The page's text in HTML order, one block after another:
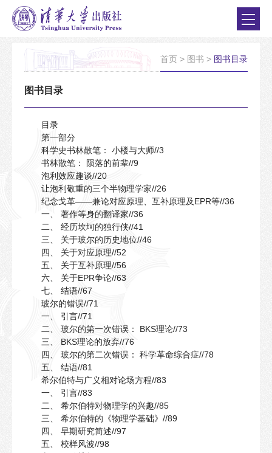
首页 > 图书 > 图书目录
图书目录
目录
第一部分
科学史书林散笔： 小楼与大师//3
书林散笔： 陨落的前辈//9
泡利效应趣谈//20
让泡利敬重的三个半物理学家//26
纪念戈革——兼论对应原理、互补原理及EPR等//36
一、 著作等身的翻译家//36
二、 经历坎坷的独行侠//41
三、 关于玻尔的历史地位//46
四、 关于对应原理//52
五、 关于互补原理//56
六、 关于EPR争论//63
七、 结语//67
玻尔的错误//71
一、 引言//71
二、 玻尔的第一次错误： BKS理论//73
三、 BKS理论的放弃//76
四、 玻尔的第二次错误： 科学革命综合症//78
五、 结语//81
希尔伯特与广义相对论场方程//83
一、 引言//83
二、 希尔伯特对物理学的兴趣//85
三、 希尔伯特的《物理学基础》//89
四、 早期研究简述//97
五、 校样风波//98